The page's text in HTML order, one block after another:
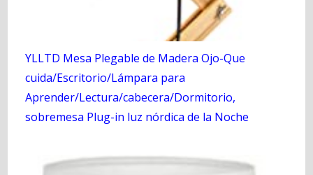
YLLTD Mesa Plegable de Madera Ojo-Que
cuida/Escritorio/Lámpara para
Aprender/Lectura/cabecera/Dormitorio,
sobremesa Plug-in luz nórdica de la Noche